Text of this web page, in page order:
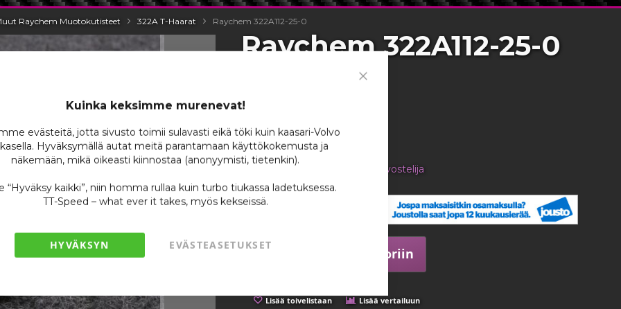
Kuinka keksimme murenevat!
evästeitä, jotta sivusto toimii sulavasti eikä töki kuin kaasari-Volvo
Hyväksymällä autat meitä parantamaan käyttökokemusta ja
näkemään, mikä oikeasti kiinnostaa (anonyymisti, tietenkin).
“Hyväksy kaikki”, niin homma rullaa kuin turbo tiukassa ladetuksessa.
TT-Speed – what ever it takes, myös kekseissä.
HYVÄKSYN EVÄSTEASETUKSET
Raychem Muotokutisteet 322A T-Haarat Raychem 322A112-25-0
Raychem 322A112-25-0
Varastossa
Ole ensimmäinen tuotteen arvostelija
33,22 €
Lisää ostoskoriin
Lisää toivelistaan Lisää vertailuun